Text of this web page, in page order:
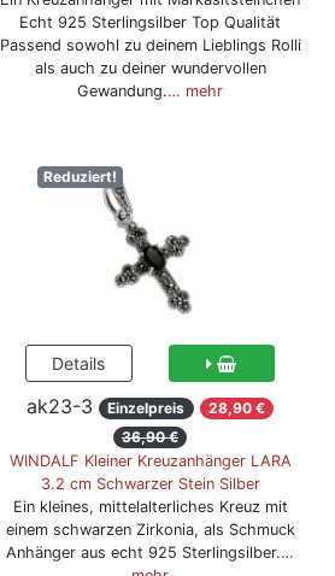
Echt 925 Sterlingsilber Top Qualität
Passend sowohl zu deinem Lieblings Rolli
als auch zu deiner wundervollen
Gewandung.… mehr
Reduziert!
ak23-3 Einzelpreis
28,90 €
36,90 €
WINDALF Kleiner Kreuzanhänger LARA
3.2 cm Schwarzer Stein Silber
Ein kleines, mittelalterliches Kreuz mit
einem schwarzen Zirkonia, als Schmuck
Anhänger aus echt 925 Sterlingsilber.…